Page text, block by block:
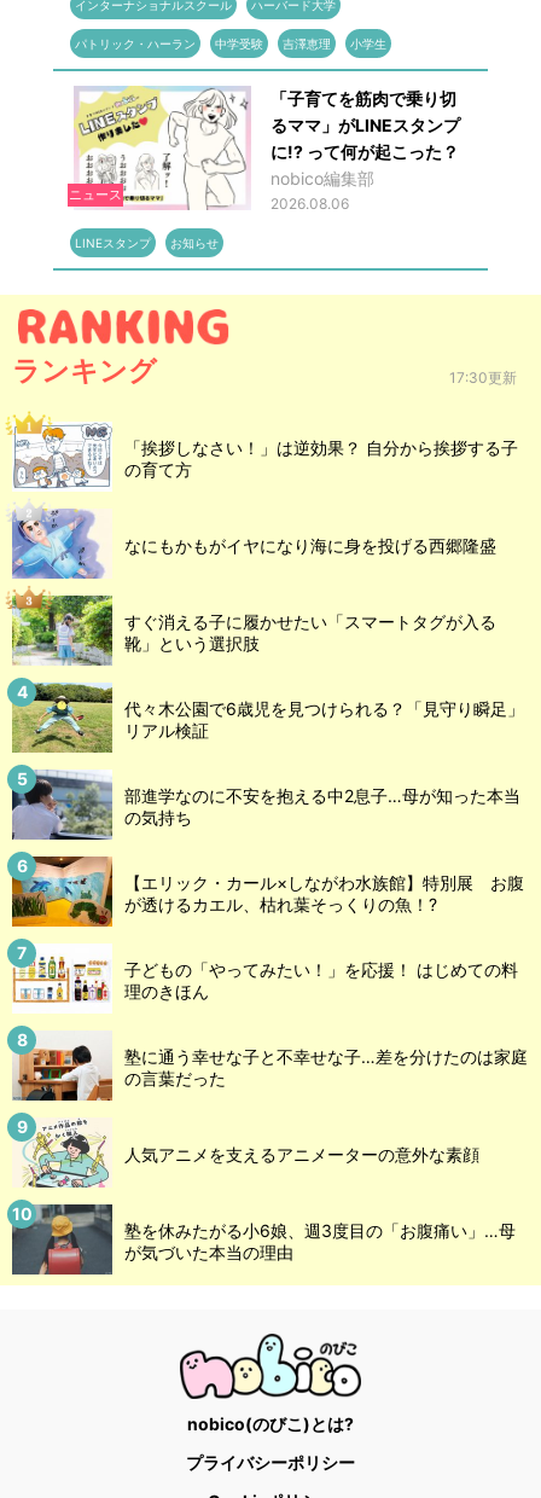
インターナショナルスクール ハーバード大学
パトリック・ハーラン 中学受験 吉澤恵理 小学生
ニュース
「子育てを筋肉で乗り切
るママ」がLINEスタンプ
に!? って何が起こった？
nobico編集部
2026.08.06
LINEスタンプ お知らせ
ランキング 17:30更新
「挨拶しなさい！」は逆効果？ 自分から挨拶する子
の育て方
なにもかもがイヤになり海に身を投げる西郷隆盛
すぐ消える子に履かせたい「スマートタグが入る
靴」という選択肢
代々木公園で6歳児を見つけられる？「見守り瞬足」
リアル検証
部進学なのに不安を抱える中2息子…母が知った本当
の気持ち
【エリック・カール×しながわ水族館】特別展 お腹
が透けるカエル、枯れ葉そっくりの魚！?
子どもの「やってみたい！」を応援！ はじめての料
理のきほん
塾に通う幸せな子と不幸せな子…差を分けたのは家庭
の言葉だった
人気アニメを支えるアニメーターの意外な素顔
塾を休みたがる小6娘、週3度目の「お腹痛い」…母
が気づいた本当の理由
nobico(のびこ)とは?
プライバシーポリシー